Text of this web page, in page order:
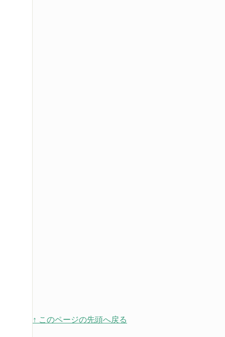
↑ このページの先頭へ戻る